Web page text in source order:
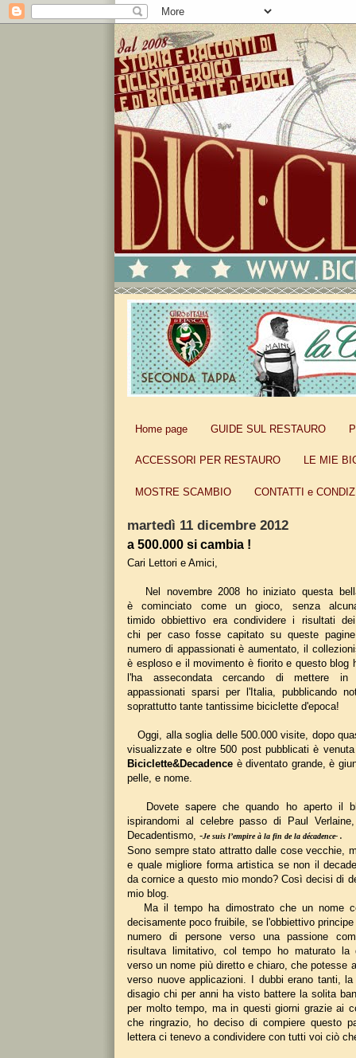
Home page GUIDE SUL RESTAURO
ACCESSORI PER RESTAURO LE MIE
MOSTRE SCAMBIO CONTATTI e
martedì 11 dicembre 2012
a 500.000 si cambia !
Cari Lettori e Amici,
Nel novembre 2008 ho iniziato questa
è cominciato come un gioco, senza
timido obbiettivo era condividere i risultati
chi per caso fosse capitato su queste
numero di appassionati è aumentato, il
è esploso e il movimento è fiorito e questo blog
l'ha assecondata cercando di mettere
appassionati sparsi per l'Italia, pubblicando
soprattutto tante tantissime biciclette d'epoca!
Oggi, alla soglia delle 500.000 visite, dopo
visualizzate e oltre 500 post pubblicati è
Biciclette&Decadence è diventato grande, è
pelle, e nome.
Dovete sapere che quando ho aperto il
ispirandomi al celebre passo di Paul
Decadentismo, -Je suis l’empire à la fin de la décadence- .
Sono sempre stato attratto dalle cose vecchie,
e quale migliore forma artistica se non il
da cornice a questo mio mondo? Così decisi di
mio blog.
Ma il tempo ha dimostrato che un nome
decisamente poco fruibile, se l'obbiettivo
numero di persone verso una passione
risultava limitativo, col tempo ho maturato la
verso un nome più diretto e chiaro, che potesse
verso nuove applicazioni. I dubbi erano tanti,
disagio chi per anni ha visto battere la solita
per molto tempo, ma in questi giorni grazie ai
che ringrazio, ho deciso di compiere questo
lettera ci tenevo a condividere con tutti voi ciò